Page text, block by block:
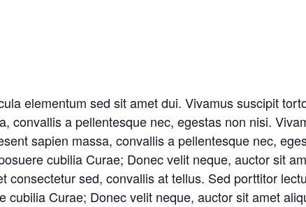
elementum sed sit amet dui. Vivamus suscipit
convallis a pellentesque nec, egestas non nisi.
sapien massa, convallis a pellentesque nec,
cubilia Curae; Donec velit neque, auctor sit
consectetur sed, convallis at tellus. Sed porttitor
cubilia Curae; Donec velit neque, auctor sit amet